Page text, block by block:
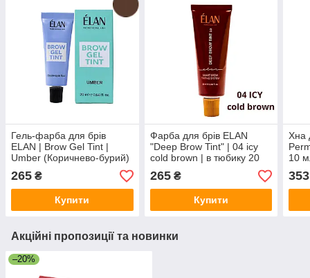
Гель-фарба для брів
ELAN | Brow Gel Tint |
Umber (Коричнево-бурий)
| 20 мл
265 ₴
Купити
Фарба для брів ELAN
"Deep Brow Tint" | 04 icy
cold brown | в тюбику 20
мл
265₴
Купити
Хна
10
353
Акційні пропозиції та новинки
–20%